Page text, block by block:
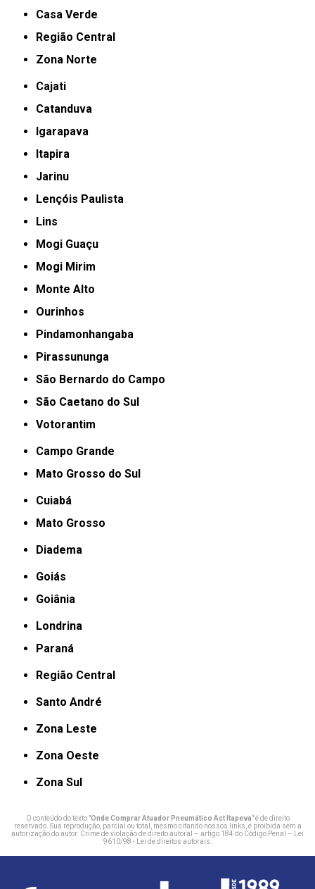
Casa Verde
Região Central
Zona Norte
Cajati
Catanduva
Igarapava
Itapira
Jarinu
Lençóis Paulista
Lins
Mogi Guaçu
Mogi Mirim
Monte Alto
Ourinhos
Pindamonhangaba
Pirassununga
São Bernardo do Campo
São Caetano do Sul
Votorantim
Campo Grande
Mato Grosso do Sul
Cuiabá
Mato Grosso
Diadema
Goiás
Goiânia
Londrina
Paraná
Região Central
Santo André
Zona Leste
Zona Oeste
Zona Sul
O conteúdo do texto "Onde Comprar Atuador Pneumático Act Itapeva" é de direito
reservado. Sua reprodução, parcial ou total, mesmo citando nossos links, é proibida sem a
autorização do autor. Crime de violação de direito autoral – artigo 184 do Código Penal – Lei
9610/98 - Lei de direitos autorais.